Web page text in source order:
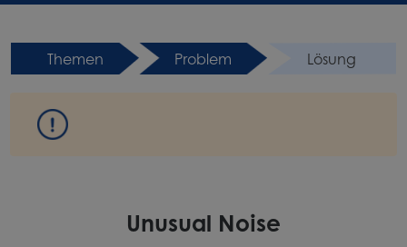
Themen Problem Lösung
Unusual Noise